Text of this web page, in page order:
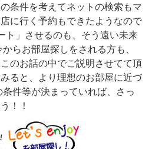
条件を考えてネットの検索もマ
に行く予約もできたようなので
ト」させるのも、そう遠い未来
らお部屋探しをされる方も、
のお話の中でご説明させてて頂
ると、より理想のお部屋に近づ
件等が決まっていれば、さっ
！！